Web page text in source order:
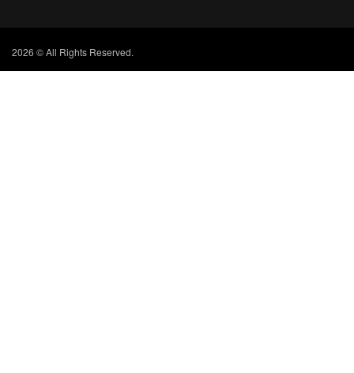
2026 © All Rights Reserved.